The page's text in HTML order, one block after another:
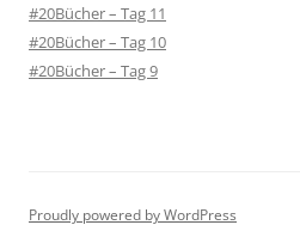
#20Bücher – Tag 11
#20Bücher – Tag 10
#20Bücher – Tag 9
Proudly powered by WordPress